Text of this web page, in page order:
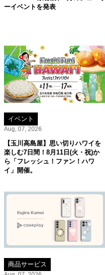
ーイベントを発表
イベント
Aug, 07, 2026
【玉川高島屋】思い切りハワイを
楽しむ7日間！8月11日(火・祝)か
ら「フレッシュ！ファン！ハワ
イ」開催。
商品サービス